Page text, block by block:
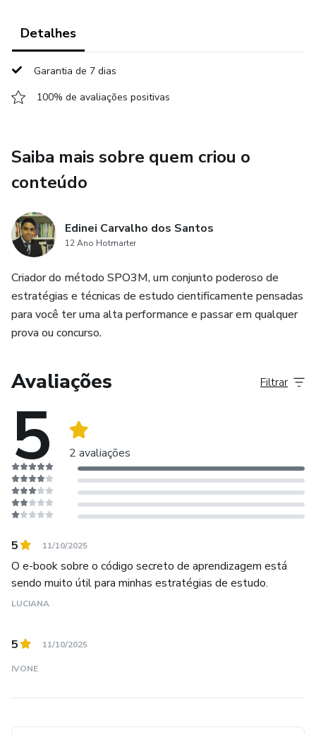
aprenderá a compreender as informações de forma mais
Com essas estratégias, você estará pronto para aumentar
estudo com mais facilidade e sucesso.
Detalhes
Garantia de 7 dias
100% de avaliações positivas
Saiba mais sobre quem criou o
conteúdo
Edinei Carvalho dos Santos
12 Ano Hotmarter
Criador do método SPO3M, um conjunto poderoso de
estratégias e técnicas de estudo cientificamente pensadas
para você ter uma alta performance e passar em qualquer
prova ou concurso.
Avaliações
5 2 avaliações
Filtrar
5 11/10/2025
O e-book sobre o código secreto de aprendizagem está
sendo muito útil para minhas estratégias de estudo.
LUCIANA
5 11/10/2025
IVONE